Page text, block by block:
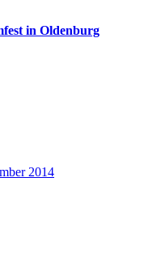
in Oldenburg
2014